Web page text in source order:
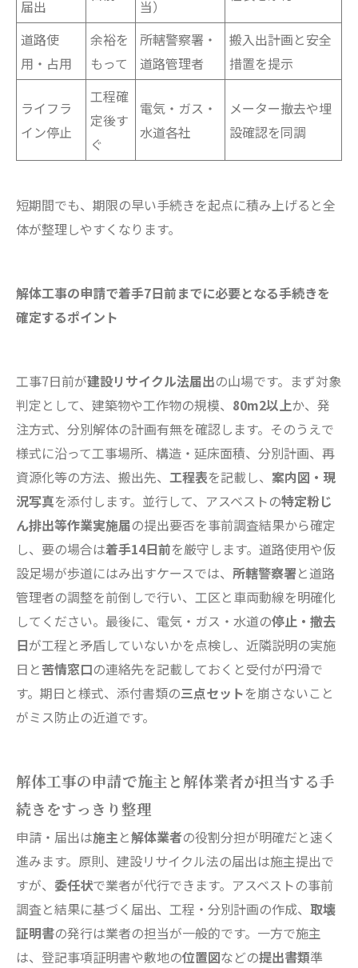
届出 当）
道路使
用・占用
余裕を
もって
所轄警察署・
道路管理者
搬入出計画と安全
措置を提示
ライフラ
イン停止
工程確
定後す
ぐ
電気・ガス・
水道各社
メーター撤去や埋
設確認を同調
短期間でも、期限の早い手続きを起点に積み上げると全
体が整理しやすくなります。
解体工事の申請で着手7日前までに必要となる手続きを
確定するポイント
工事7日前が建設リサイクル法届出の山場です。まず対象
判定として、建築物や工作物の規模、 80m2以上か、発
注方式、分別解体の計画有無を確認します。そのうえで
様式に沿って工事場所、構造・延床面積、分別計画、再
資源化等の方法、搬出先、 工程表を記載し、 案内図・現
況写真を添付します。並行して、アスベストの特定粉じ
ん排出等作業実施届の提出要否を事前調査結果から確定
し、要の場合は着手14日前を厳守します。道路使用や仮
設足場が歩道にはみ出すケースでは、 所轄警察署と道路
管理者の調整を前倒しで行い、工区と車両動線を明確化
してください。最後に、電気・ガス・水道の停止・撤去
日が工程と矛盾していないかを点検し、近隣説明の実施
日と苦情窓口の連絡先を記載しておくと受付が円滑で
す。期日と様式、添付書類の三点セットを崩さないこと
がミス防止の近道です。
解体工事の申請で施主と解体業者が担当する手
続きをすっきり整理
申請・届出は施主と解体業者の役割分担が明確だと速く
進みます。原則、建設リサイクル法の届出は施主提出で
すが、 委任状で業者が代行できます。アスベストの事前
調査と結果に基づく届出、工程・分別計画の作成、 取壊
証明書の発行は業者の担当が一般的です。一方で施主
は、登記事項証明書や敷地の位置図などの提出書類準